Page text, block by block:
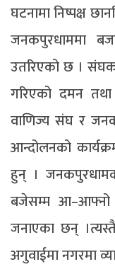
घटनामा निष्पक्ष
जनकपुरधाममा
उतरिएको छ । संघका
गरिएको दमन
वाणिज्य संघ र
आन्दोलनको
हुन् ।
बजेसम्म आ–आफ्नो
जनाएका छन्
अगुवाईमा नगरमा